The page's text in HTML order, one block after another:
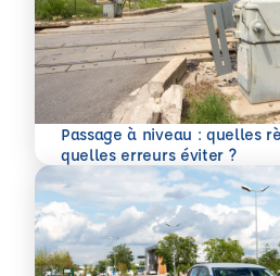
Passage à niveau : quelles
quelles erreurs éviter ?
En savoir plus